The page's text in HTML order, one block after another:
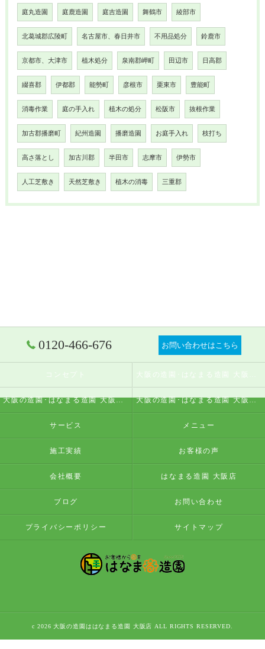
庭丸造園 庭鹿造園 庭吉造園 舞鶴市 綾部市
北葛城郡広陵町 名古屋市、春日井市 不用品処分 鈴鹿市
京都市、大津市 植木処分 泉南郡岬町 田辺市 日高郡
綴喜郡 伊都郡 能勢町 彦根市 栗東市 豊能町
消毒作業 庭の手入れ 植木の処分 松阪市 抜根作業
加古郡播磨町 紀州造園 播磨造園 お庭手入れ 枝打ち
高さ落とし 加古川郡 半田市 志摩市 伊勢市
人工芝敷き 天然芝敷き 植木の消毒 三重郡
0120-466-676 お問い合わせはこちら
コンセプト
大阪の造園･はなまる造園 大阪店の評判 大阪の造園･はなまる造園 大阪店のお客様の声
サービス メニュー
施工実績 お客様の声
会社概要 はなまる造園 大阪店
ブログ お問い合わせ
プライバシーポリシー サイトマップ
c 2026 大阪の造園ははなまる造園 大阪店 ALL RIGHTS RESERVED.